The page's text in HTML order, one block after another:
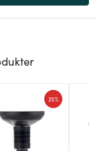
25%